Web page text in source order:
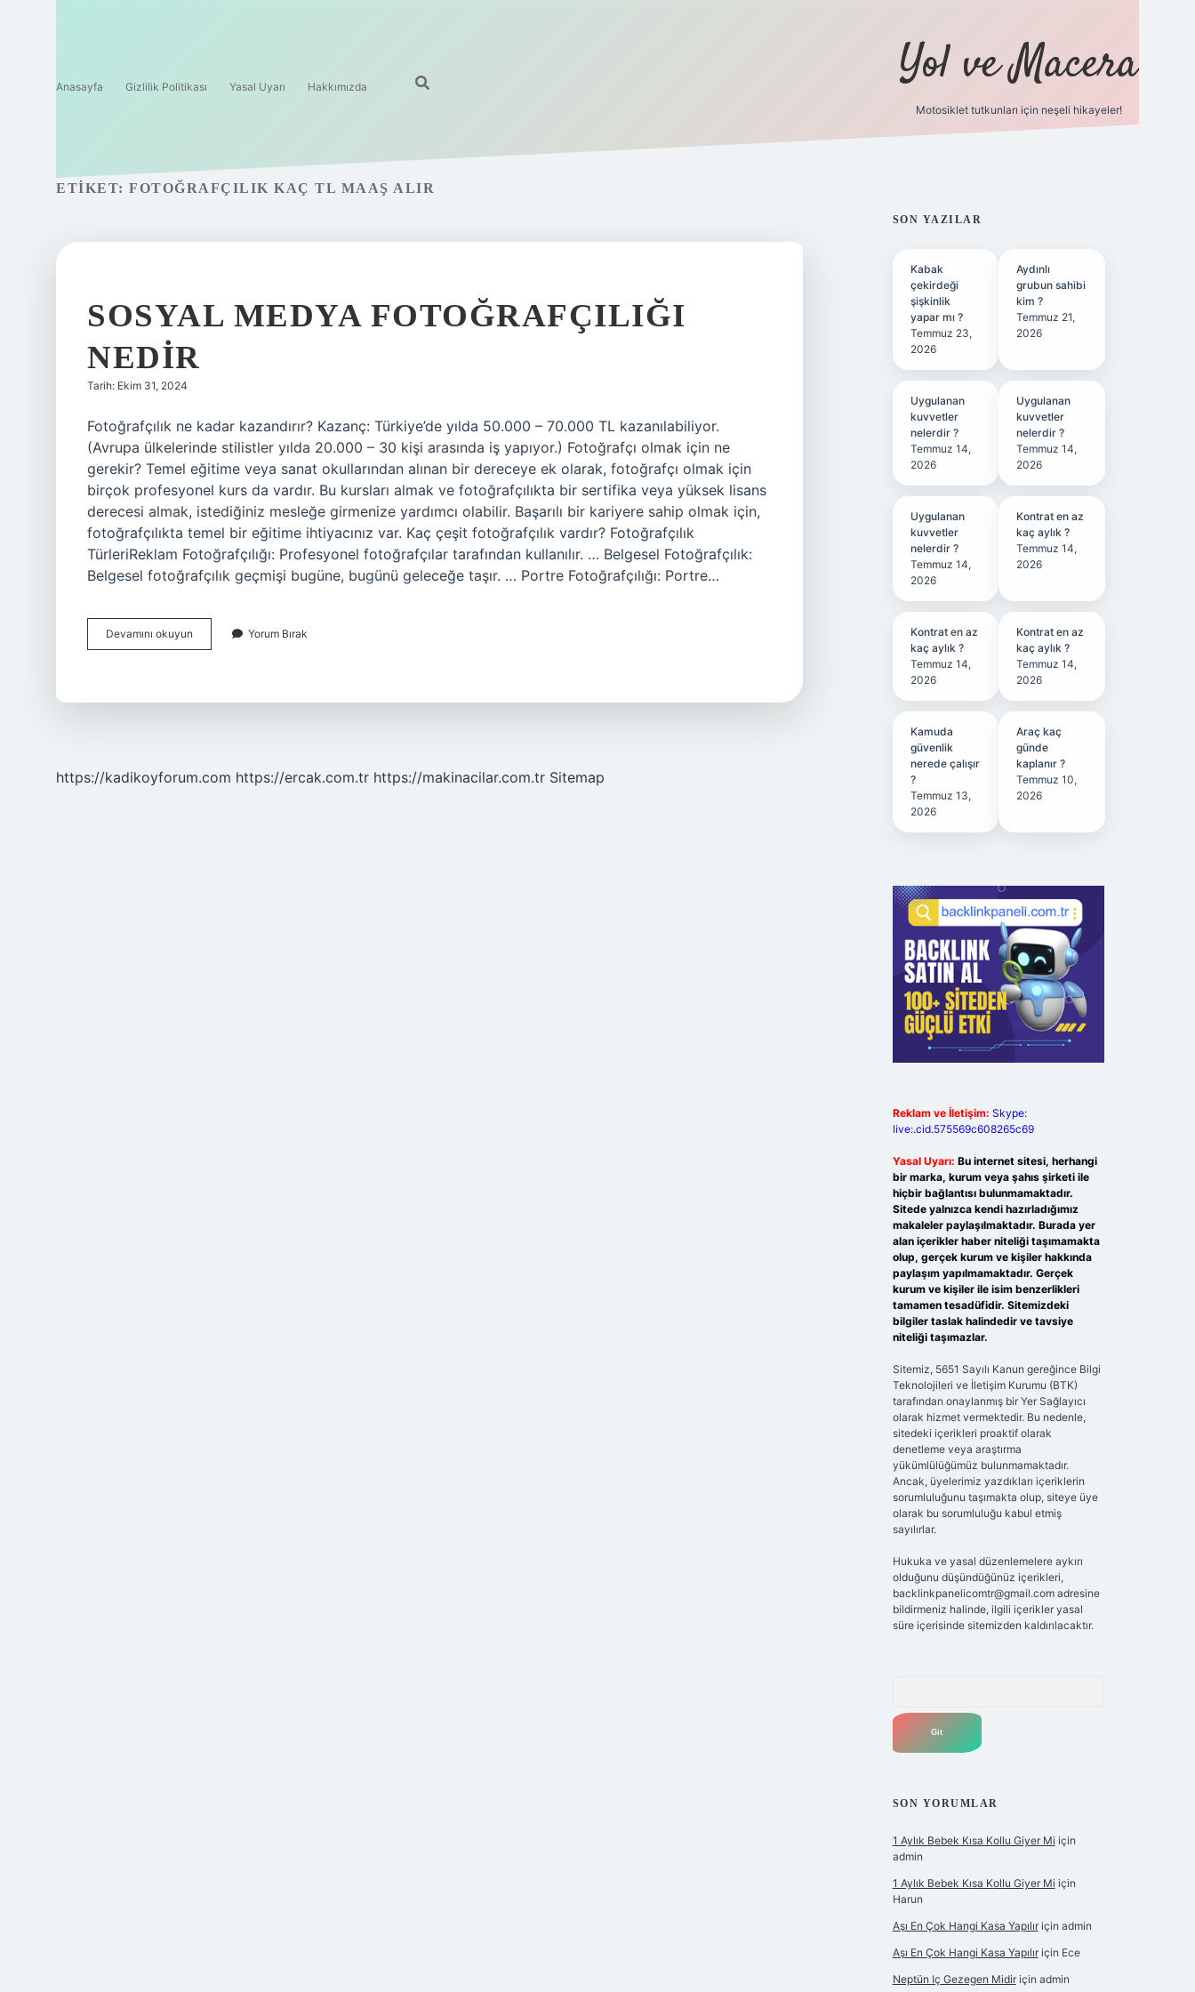
Anasayfa Gizlilik Politikası Yasal Uyarı Hakkımızda Yol ve Macera
Motosiklet tutkunları için neşeli hikayeler!
ETIKET: FOTOĞRAFÇILIK KAÇ TL MAAŞ ALIR
SOSYAL MEDYA FOTOĞRAFÇILIĞI
NEDIR
Tarih: Ekim 31, 2024
Fotoğrafçılık ne kadar kazandırır? Kazanç: Türkiye’de yılda 50.000 – 70.000 TL kazanılabiliyor.
(Avrupa ülkelerinde stilistler yılda 20.000 – 30 kişi arasında iş yapıyor.) Fotoğrafçı olmak için ne
gerekir? Temel eğitime veya sanat okullarından alınan bir dereceye ek olarak, fotoğrafçı olmak için
birçok profesyonel kurs da vardır. Bu kursları almak ve fotoğrafçılıkta bir sertifika veya yüksek lisans
derecesi almak, istediğiniz mesleğe girmenize yardımcı olabilir. Başarılı bir kariyere sahip olmak için,
fotoğrafçılıkta temel bir eğitime ihtiyacınız var. Kaç çeşit fotoğrafçılık vardır? Fotoğrafçılık
TürleriReklam Fotoğrafçılığı: Profesyonel fotoğrafçılar tarafından kullanılır. … Belgesel Fotoğrafçılık:
Belgesel fotoğrafçılık geçmişi bugüne, bugünü geleceğe taşır. … Portre Fotoğrafçılığı: Portre…
Devamını okuyun
Medya
Yorum Bırak
https://kadikoyforum.com https://ercak.com.tr https://makinacilar.com.tr Sitemap
SIDEBAR
SON YAZILAR
Kabak
çekirdeği
şişkinlik
yapar mı ?
Temmuz 23,
2026
Aydınlı
grubun sahibi
kim ?
Temmuz 21,
2026
Uygulanan
kuvvetler
nelerdir ?
Temmuz 14,
2026
Uygulanan
kuvvetler
nelerdir ?
Temmuz 14,
2026
Uygulanan
kuvvetler
nelerdir ?
Temmuz 14,
2026
Kontrat en az
kaç aylık ?
Temmuz 14,
2026
Kontrat en az
kaç aylık ?
Temmuz 14,
2026
Kontrat en az
kaç aylık ?
Temmuz 14,
2026
Kamuda
güvenlik
nerede çalışır
?
Temmuz 13,
2026
Araç kaç
günde
kaplanır ?
Temmuz 10,
2026
Reklam ve İletişim: Skype:
live:.cid.575569c608265c69
Yasal Uyarı: Bu internet sitesi, herhangi
bir marka, kurum veya şahıs şirketi ile
hiçbir bağlantısı bulunmamaktadır.
Sitede yalnızca kendi hazırladığımız
makaleler paylaşılmaktadır. Burada yer
alan içerikler haber niteliği taşımamakta
olup, gerçek kurum ve kişiler hakkında
paylaşım yapılmamaktadır. Gerçek
kurum ve kişiler ile isim benzerlikleri
tamamen tesadüfidir. Sitemizdeki
bilgiler taslak halindedir ve tavsiye
niteliği taşımazlar.
Sitemiz, 5651 Sayılı Kanun gereğince Bilgi
Teknolojileri ve İletişim Kurumu (BTK)
tarafından onaylanmış bir Yer Sağlayıcı
olarak hizmet vermektedir. Bu nedenle,
sitedeki içerikleri proaktif olarak
denetleme veya araştırma
yükümlülüğümüz bulunmamaktadır.
Ancak, üyelerimiz yazdıkları içeriklerin
sorumluluğunu taşımakta olup, siteye üye
olarak bu sorumluluğu kabul etmiş
sayılırlar.
Hukuka ve yasal düzenlemelere aykırı
olduğunu düşündüğünüz içerikleri,
backlinkpanelicomtr@gmail.comadresine
bildirmeniz halinde, ilgili içerikler yasal
süre içerisinde sitemizden kaldırılacaktır.
SON YORUMLAR
1 Aylık Bebek Kısa Kollu Giyer Mi için
admin
1 Aylık Bebek Kısa Kollu Giyer Mi için
Harun
Aşı En Çok Hangi Kasa Yapılıriçin admin
Aşı En Çok Hangi Kasa Yapılıriçin Ece
Neptün Iç Gezegen Midiriçin admin